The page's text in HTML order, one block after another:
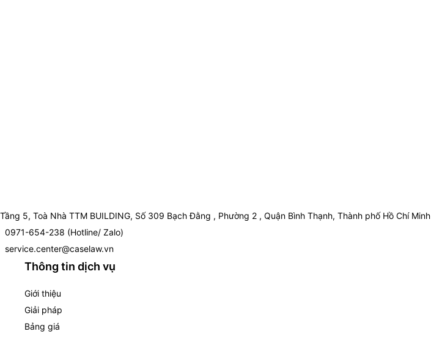
Tầng 5, Toà Nhà TTM BUILDING, Số 309 Bạch Đằng , Phường 2 , Quận Bình Thạnh, Thành phố Hồ Chí Minh
0971-654-238 (Hotline/ Zalo)
service.center@caselaw.vn
Thông tin dịch vụ
Giới thiệu
Giải pháp
Bảng giá